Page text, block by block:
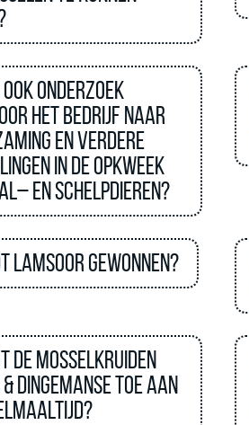
onderzoek
het bedrijf naar
en verdere
in de opkweek
en schelpdieren?
lamsoor gewonnen?
de mosselkruiden
Dingemanse toe aan